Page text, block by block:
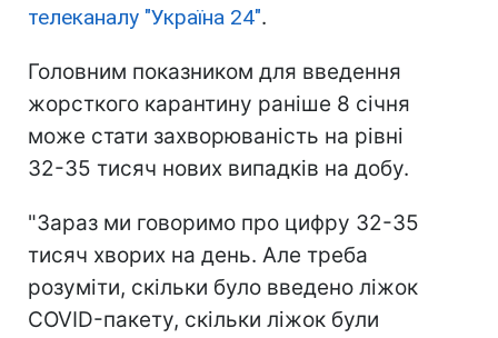
телеканалу "Україна 24".
Головним показником для введення
жорсткого карантину раніше 8 січня
може стати захворюваність на рівні
32-35 тисяч нових випадків на добу.
"Зараз ми говоримо про цифру 32-35
тисяч хворих на день. Але треба
розуміти, скільки було введено ліжок
COVID-пакету, скільки ліжок були